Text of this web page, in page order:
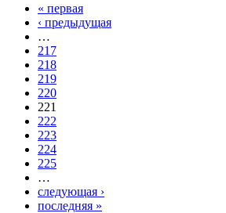
Страницы
« первая
‹ предыдущая
…
217
218
219
220
221
222
223
224
225
…
следующая ›
последняя »